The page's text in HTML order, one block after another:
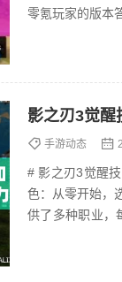
影之刃3觉醒
手游动态
# 影之刃3觉醒
色：从零开始，
供了多种职业，